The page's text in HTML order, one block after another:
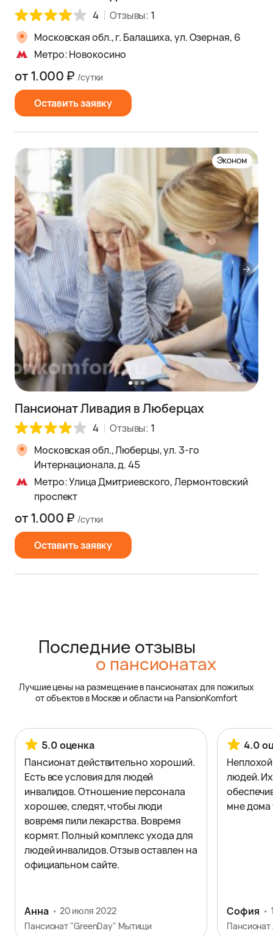
4 Отзывы: 1
Московская обл., г. Балашиха, ул. Озерная, 6
Метро: Новокосино
Оставить заявку
от 1.000 ₽ /сутки
Эконом
Пансионат Ливадия в Люберцах
4 Отзывы: 1
Московская обл., Люберцы, ул. 3-гo
Интернационала, д. 45
Метро: Улица Дмитриевского, Лермонтовский
проспект
Оставить заявку
от 1.000 ₽ /сутки
Последние отзывы
о пансионатах
Лучшие цены на размещение в пансионатах для пожилых
от объектов в Москве и области на PansionKomfort
5.0 оценка
Пансионат действительно хороший.
Есть все условия для людей
инвалидов. Отношение персонала
хорошее, следят, чтобы люди
вовремя пили лекарства. Вовремя
кормят. Полный комплекс ухода для
людей инвалидов. Отзыв оставлен на
официальном сайте.
Анна
20 июля 2022
Пансионат "GreenDay" Мытищи
4.0
людей.
мне дома
София